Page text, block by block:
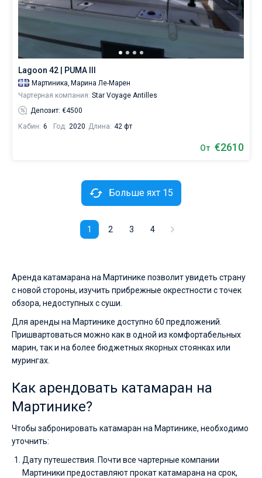
Lagoon 42 | PUMA III
Мартиника, Марина Ле-Марен
Чартерная компания: Star Voyage Antilles
Депозит: €4500
Кабин: 6 Год: 2020 Длина: 42 фт
От €2610
1 2 3 4
Больше яхт 15
Аренда катамарана на Мартинике позволит увидеть страну
с новой стороны, изучить прибрежные окрестности с точек
обзора, недоступных с суши.
Для аренды на Мартинике доступно 60 предложений.
Пришвартоваться можно как в одной из комфортабельных
марин, так и на более бюджетных якорных стоянках или
мурингах.
Как арендовать катамаран на
Мартинике?
Чтобы забронировать катамаран на Мартинике, необходимо
уточнить:
Дату путешествия. Почти все чартерные компании
Мартиники предоставляют прокат катамарана на срок,